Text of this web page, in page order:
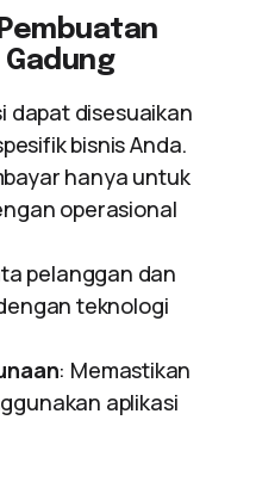
Gadung
dapat disesuaikan
bisnis Anda.
hanya untuk
operasional
pelanggan dan
teknologi
: Memastikan
aplikasi